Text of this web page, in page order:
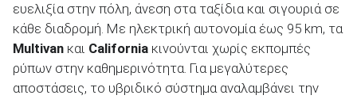
ΑΝΑΖΗΤΗΣΗ
ευελιξία στην πόλη, άνεση στα ταξίδια και σιγουριά σε
κάθε διαδρομή. Με ηλεκτρική αυτονομία έως 95 km, τα
Multivan και California κινούνται χωρίς εκπομπές
ρύπων στην καθημερινότητα. Για μεγαλύτερες
αποστάσεις, το υβριδικό σύστημα αναλαμβάνει την